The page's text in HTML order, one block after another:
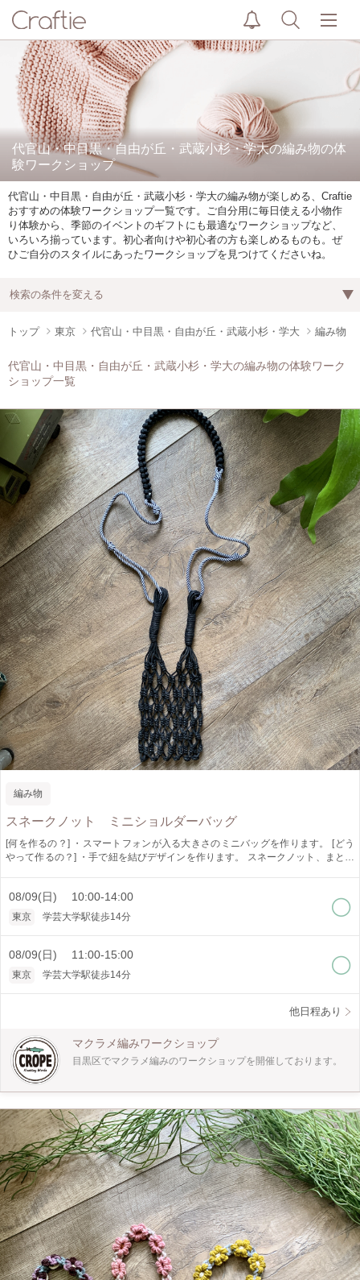
代官山・中目黒・自由が丘・武蔵小杉・学大の編み物の体
験ワークショップ
代官山・中目黒・自由が丘・武蔵小杉・学大の編み物が楽しめる、Craftie
おすすめの体験ワークショップ一覧です。ご自分用に毎日使える小物作
り体験から、季節のイベントのギフトにも最適なワークショップなど、
いろいろ揃っています。初心者向けや初心者の方も楽しめるものも。ぜ
ひご自分のスタイルにあったワークショップを見つけてくださいね。
検索の条件を変える
トップ 東京 代官山・中目黒・自由が丘・武蔵小杉・学大 編み物
代官山・中目黒・自由が丘・武蔵小杉・学大の編み物の体験ワーク
ショップ一覧
編み物
スネークノット ミニショルダーバッグ
[何を作るの？] ・スマートフォンが入る大きさのミニバッグを作ります。 [どう
やって作るの？] ・手で紐を結びデザインを作ります。 スネークノット、まとめ
す。 紐の色、金具は時期により異なりますが、何種類かの色から組み合わせ
を選べます。 [オススメポイント] ・少人数制でゆっくり教えられます。 [どんな
ください。 [是非知ってほしい] ・マクラメ編みは手で紐を結びデザインを作り出
すことの出来る技法です。 インテリア、アクセサリーと幅広く作れます。 一つ
作ると次に何を作ろうかなと楽しくなります。 是非体験してみてください。
08/09(日) 10:00-14:00
東京 学芸大学駅徒歩14分
08/09(日) 11:00-15:00
東京 学芸大学駅徒歩14分
他日程あり
マクラメ編みワークショップ
目黒区でマクラメ編みのワークショップを開催しております。